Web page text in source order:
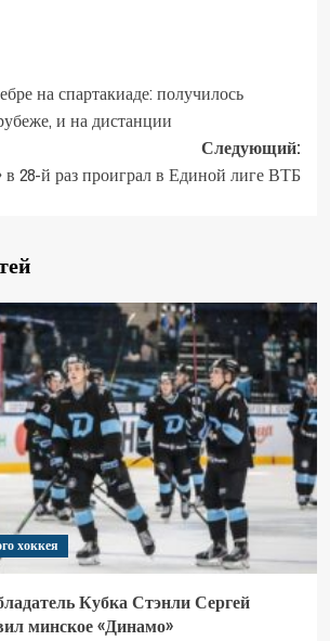
на спартакиаде: получилось
и на дистанции
Следующий:
28-й раз проиграл в Единой лиге ВТБ
хоккея
Кубка Стэнли Сергей
минское «Динамо»